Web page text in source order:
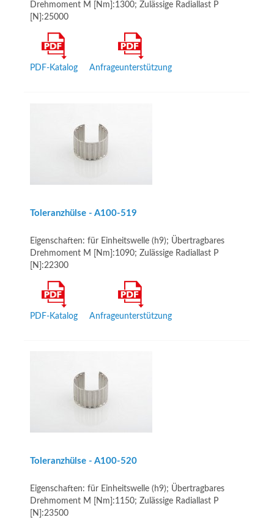
Drehmoment M [Nm]:1300; Zulässige Radiallast P
[N]:25000
PDF-Katalog Anfrageunterstützung
Toleranzhülse - A100-519
Eigenschaften: für Einheitswelle (h9); Übertragbares
Drehmoment M [Nm]:1090; Zulässige Radiallast P
[N]:22300
PDF-Katalog Anfrageunterstützung
Toleranzhülse - A100-520
Eigenschaften: für Einheitswelle (h9); Übertragbares
Drehmoment M [Nm]:1150; Zulässige Radiallast P
[N]:23500